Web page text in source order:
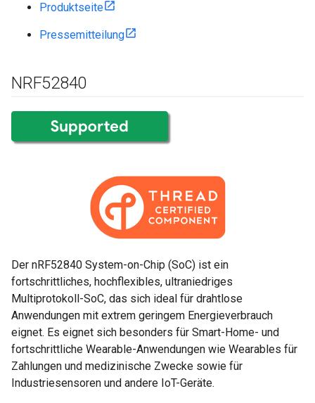
Produktseite
Pressemitteilung
NRF52840
Der nRF52840 System-on-Chip (SoC) ist ein
fortschrittliches, hochflexibles, ultraniedriges
Multiprotokoll-SoC, das sich ideal für drahtlose
Anwendungen mit extrem geringem Energieverbrauch
eignet. Es eignet sich besonders für Smart-Home- und
fortschrittliche Wearable-Anwendungen wie Wearables für
Zahlungen und medizinische Zwecke sowie für
Industriesensoren und andere IoT-Geräte.